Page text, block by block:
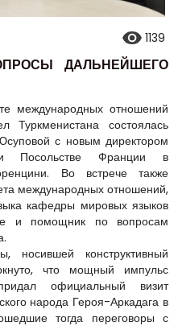
1139
ДАЛЬНЕЙШЕГО
международных отношений
Туркменистана состоялась
с новым директором
Посольстве Франции в
Во встрече также
международных отношений,
кафедры мировых языков
и помощник по вопросам
носившей конструктивный
что мощный импульс
официальный визит
народа Героя-Аркадага в
тогда переговоры с